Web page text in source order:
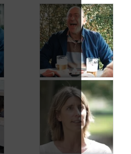
Facteurs
déclenchants et de
risque migraine et
maux de tête
Jean, 58 ans,
profite de la vie
malgré les fuites
urinaires